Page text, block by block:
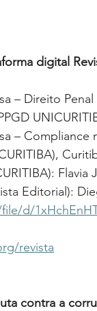
digital
– Direito
–
Editorial):
d/
revista
contra a